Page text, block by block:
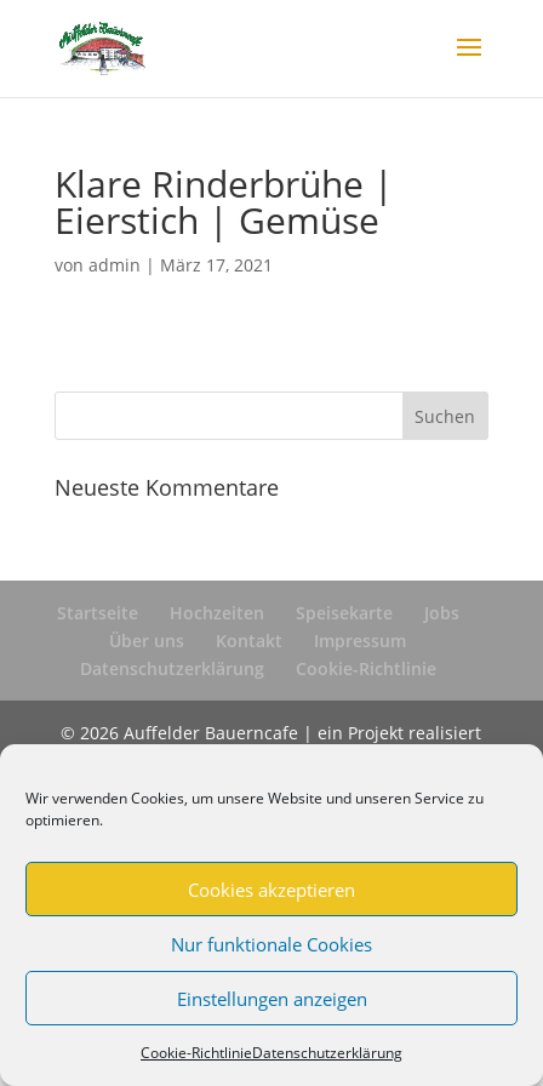
Wir verwenden Cookies, um unsere Website und unseren Service zu
optimieren.
Cookies akzeptieren
Nur funktionale Cookies
Einstellungen anzeigen
Cookie-RichtlinieDatenschutzerklärung
Klare Rinderbrühe |
Eierstich | Gemüse
von admin | März 17, 2021
Neueste Kommentare
Startseite Hochzeiten Speisekarte
Jobs
Über uns
Kontakt
Impressum
Datenschutzerklärung
Cookie-Richtlinie
© 2026 Auffelder Bauerncafe | ein Projekt realisiert